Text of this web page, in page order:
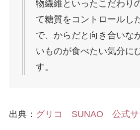
物繊維といったこだわり
て糖質をコントロールし
で、からだと向き合いな
いものが食べたい気分に
す。
出典： グリコ SUNAO 公式サ